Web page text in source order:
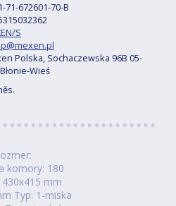
71-672601-70-B
S
Polska, Sochaczewska 96B 05-
Wieś
komory: 180
mm
Typ: 1-miska